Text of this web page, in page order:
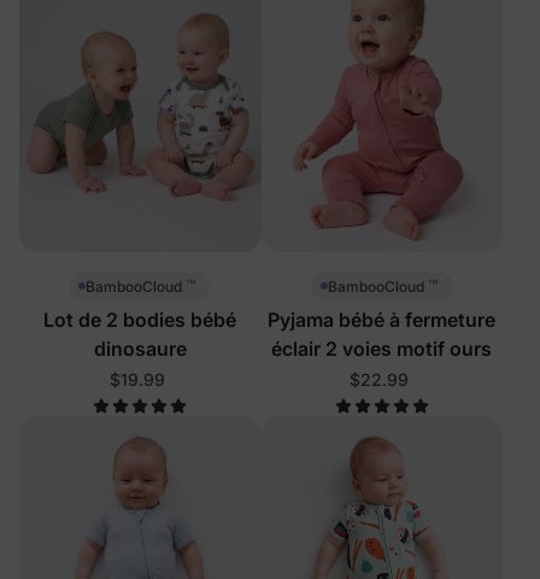
BambooCloud ™
Lot de 2 bodies bébé
dinosaure
$19.99
BambooCloud ™
Pyjama bébé à fermeture
éclair 2 voies motif ours
$22.99